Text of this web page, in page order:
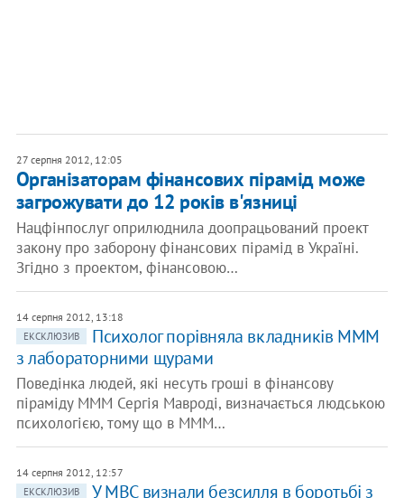
27 серпня 2012, 12:05
Організаторам фінансових пірамід може
загрожувати до 12 років в'язниці
Нацфінпослуг оприлюднила доопрацьований проект
закону про заборону фінансових пірамід в Україні.
Згідно з проектом, фінансовою…
14 серпня 2012, 13:18
ЕКСКЛЮЗИВ
Психолог порівняла вкладників МММ
з лабораторними щурами
Поведінка людей, які несуть гроші в фінансову
піраміду МММ Сергія Мавроді, визначається людською
психологією, тому що в МММ…
14 серпня 2012, 12:57
ЕКСКЛЮЗИВ У МВС визнали безсилля в боротьбі з